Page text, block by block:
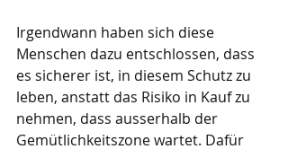
Irgendwann haben sich diese
Menschen dazu entschlossen, dass
es sicherer ist, in diesem Schutz zu
leben, anstatt das Risiko in Kauf zu
nehmen, dass ausserhalb der
Gemütlichkeitszone wartet. Dafür